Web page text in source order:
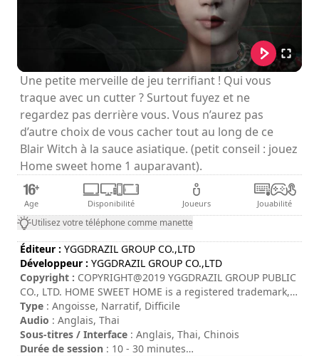
Une petite merveille de jeu terrifiant ! Qui vous
traque avec un cutter ? Surtout fuyez et ne
regardez pas derrière vous. Vous n’aurez pas
d’autre choix de vous cacher tout au long de ce
Blair Witch à la sauce asiatique. (petit conseil : jouez
Home sweet home 1 auparavant).
Age Disponibilité Joueurs Jouabilité
Utilisez votre téléphone comme manette
Éditeur : YGGDRAZIL GROUP CO.,LTD
Développeur : YGGDRAZIL GROUP CO.,LTD
Copyright : COPYRIGHT@2019 YGGDRAZIL GROUP PUBLIC
CO., LTD. HOME SWEET HOME is a registered trademark,
trademark or service mark of YGGDRAZIL GROUP PUBLIC
CO., LTD. and its affiliates. Published by Ningbo Inception
Media Co., Ltd. All rights reserved.
Type : Angoisse, Narratif, Difficile
Audio : Anglais, Thai
Sous-titres / Interface : Anglais, Thai, Chinois
Durée de session : 10 - 30 minutes